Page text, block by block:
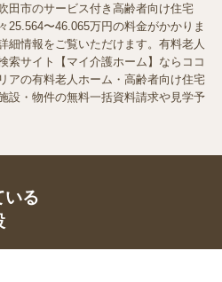
田市のサービス付き高齢者向け住宅
25.564〜46.065万円の料金がかかりま
細情報をご覧いただけます。有料老人
索サイト【マイ介護ホーム】ならココ
アの有料老人ホーム・高齢者向け住宅
設・物件の無料一括資料請求や見学予
いる